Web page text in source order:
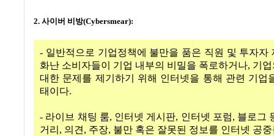
2. 사이버 비방(Cybersmear):
- 일반적으로 기업정책에 불만을 품은 직원 및 투자자
화난 소비자들이 기업 내부의 비밀을 폭로하거나, 기
대한 문제를 제기하기 위해 인터넷을 통해 관련 기업
태이다.
- 라이브 채팅 룸, 인터넷 게시판, 인터넷 포럼, 블로그
거리, 의견, 주장, 불만 혹은 잘못된 정보를 인터넷 공